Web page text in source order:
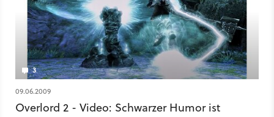
3
09.06.2009
Overlord 2 - Video: Schwarzer Humor ist